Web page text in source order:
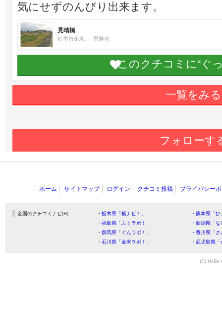
気にせずのんびり出来ます。
見晴橋
松本市街地 景勝地
このクチコミに“ぐ
一覧をみる
フォローす
ホーム サイトマップ ログイン クチコミ投稿 プライバシー
全国のクチコミナビ(R) ・栃木県「栃ナビ！」
・熊本県「
・福島県「ふくラボ！」
・新潟県「
・群馬県「ぐんラボ！」
・香川県「
・石川県「金沢ラボ！」
・鹿児島県
(C) HitBit